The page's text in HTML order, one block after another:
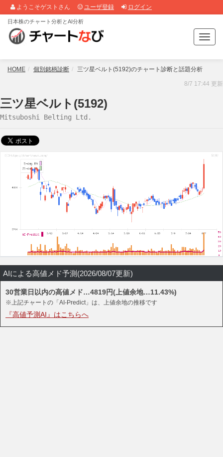
ようこそゲストさん ユーザ登録 ログイン
T
o
g
e
n
日本株のチャート分析とAI分析
HOME 個別銘柄診断 三ツ星ベルト(5192)のチャート診断と話題分析
8/7 17:44 更新
三ツ星ベルト(5192)
Mitsuboshi Belting Ltd.
AIによる高値メド予測(2026/08/07更新)
30営業日以内の高値メド…4819円(上値余地…11.43%)
※上記チャートの「AI-Predict」は、上値余地の推移です
『高値予測AI』はこちらへ